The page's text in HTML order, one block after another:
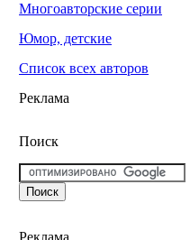
Многоавторские серии
Юмор, детские
Список всех авторов
Реклама
Поиск
Реклама